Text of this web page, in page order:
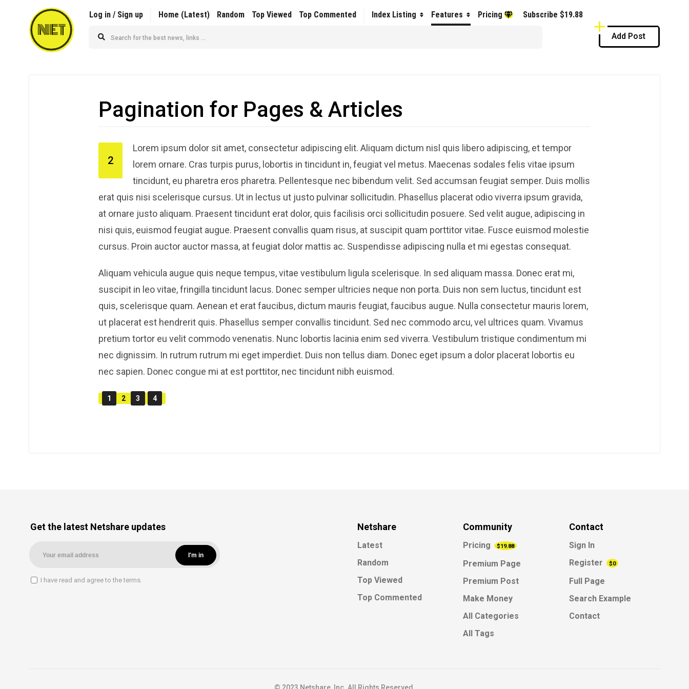
NET
Log in / Sign up Home (Latest) Random Top Viewed Top Commented Index Listing Features Pricing Subscribe $19.88
Add Post
Pagination for Pages & Articles
2
Lorem ipsum dolor sit amet, consectetur adipiscing elit. Aliquam dictum nisl quis libero adipiscing, et tempor
lorem ornare. Cras turpis purus, lobortis in tincidunt in, feugiat vel metus. Maecenas sodales felis vitae ipsum
tincidunt, eu pharetra eros pharetra. Pellentesque nec bibendum velit. Sed accumsan feugiat semper. Duis mollis
erat quis nisi scelerisque cursus. Ut in lectus ut justo pulvinar sollicitudin. Phasellus placerat odio viverra ipsum gravida,
at ornare justo aliquam. Praesent tincidunt erat dolor, quis facilisis orci sollicitudin posuere. Sed velit augue, adipiscing in
nisi quis, euismod feugiat augue. Praesent convallis quam risus, at suscipit quam porttitor vitae. Fusce euismod molestie
cursus. Proin auctor auctor massa, at feugiat dolor mattis ac. Suspendisse adipiscing nulla et mi egestas consequat.
Aliquam vehicula augue quis neque tempus, vitae vestibulum ligula scelerisque. In sed aliquam massa. Donec erat mi,
suscipit in leo vitae, fringilla tincidunt lacus. Donec semper ultricies neque non porta. Duis non sem luctus, tincidunt est
quis, scelerisque quam. Aenean et erat faucibus, dictum mauris feugiat, faucibus augue. Nulla consectetur mauris lorem,
ut placerat est hendrerit quis. Phasellus semper convallis tincidunt. Sed nec commodo arcu, vel ultrices quam. Vivamus
pretium tortor eu velit commodo venenatis. Nunc lobortis lacinia enim sed viverra. Vestibulum tristique condimentum mi
nec dignissim. In rutrum rutrum mi eget imperdiet. Duis non tellus diam. Donec eget ipsum a dolor placerat lobortis eu
nec sapien. Donec congue mi at est porttitor, nec tincidunt nibh euismod.
1 2 3 4
Get the latest Netshare updates
I have read and agree to the terms.
Netshare
Latest
Random
Top Viewed
Top Commented
Community
Pricing $19.88
Premium Page
Premium Post
Make Money
All Categories
All Tags
Contact
Sign In
Register
$0
Full Page
Search Example
Contact